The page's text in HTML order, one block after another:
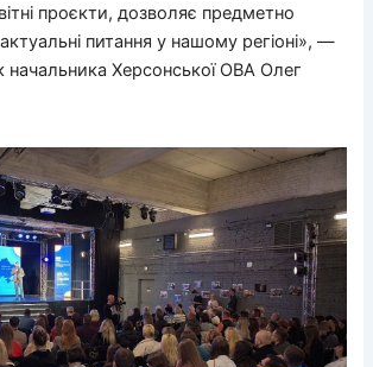
проєкти, дозволяє предметно
питання у нашому регіоні», —
начальника Херсонської ОВА Олег